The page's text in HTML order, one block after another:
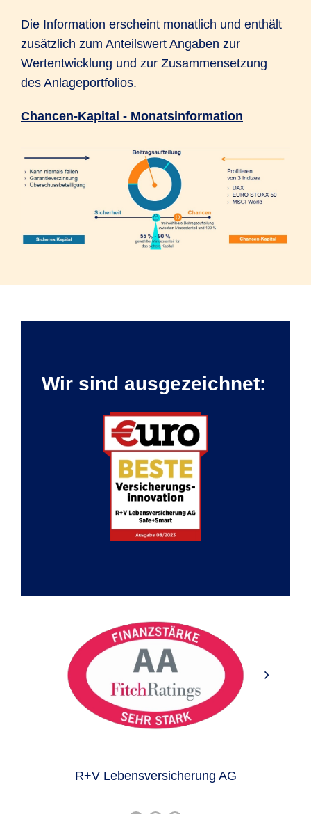
Die Information erscheint monatlich und enthält
zusätzlich zum Anteilswert Angaben zur
Wertentwicklung und zur Zusammensetzung
des Anlageportfolios.
Chancen-Kapital - Monatsinformation
Wir sind ausgezeichnet:
R+V Lebensversicherung AG